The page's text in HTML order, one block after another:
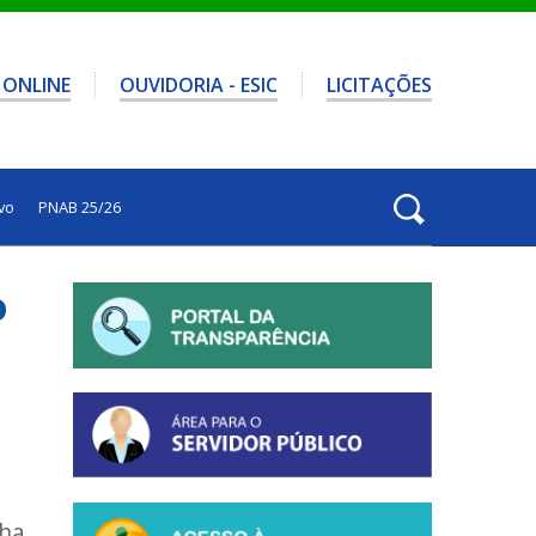
OUVIDORIA - ESIC LICITAÇÕES
PNAB 25/26